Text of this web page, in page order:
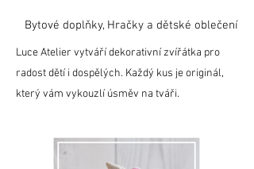
Bytové doplňky, Hračky a dětské oblečení
Luce Atelier vytváří dekorativní zvířátka pro
radost dětí i dospělých. Každý kus je originál,
který vám vykouzlí úsměv na tváři.